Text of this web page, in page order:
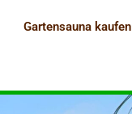
Gartensauna kaufen